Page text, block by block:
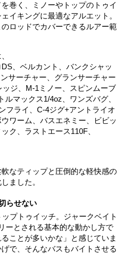
巻く、ミノーやトップのトゥイ
イキングに最適なアルエット。
ロッドでカバーできるルアー範
、ベルカント、バンクシャッ
サーチャー、グランサーチャー
ジ、M-1ミノー、スピンムーブ
マックス1/4oz、ワンズバグ、
フライ、C-4ジグ+アントライオ
ワーム、バスエネミー、ビビッ
ク、ラストエース110F、
なティップと圧倒的な軽快感の
ました。
らせない
プトゥイッチ。ジャークベイト
ーとされる基本的な動かし方で
ことが多いかな」と感じていま
で、そんなバスもバイトさせる